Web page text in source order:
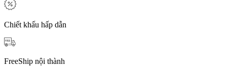
MMI
M03
số
lượng
Chiết khấu hấp dẫn
FreeShip nội thành